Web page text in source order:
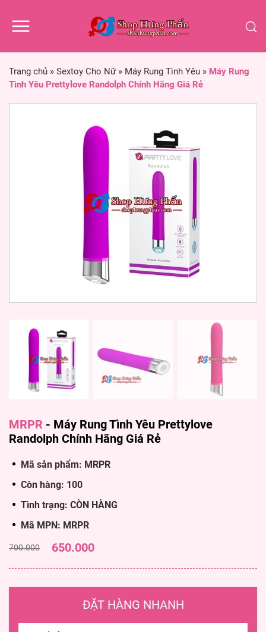
Trang chủ » Sextoy Cho Nữ» Máy Rung Tình Yêu » Máy Rung
Tình Yêu Prettylove Randolph Chính Hãng Giá Rẻ
MRPR - Máy Rung Tình Yêu Prettylove
Randolph Chính Hãng Giá Rẻ
Mã sản phẩm: MRPR
Còn hàng: 100
Tình trạng: CÒN HÀNG
Mã MPN: MRPR
700.000 650.000
ĐẶT HÀNG NHANH